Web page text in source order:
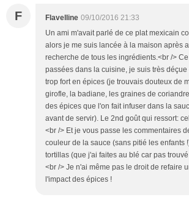
F Flavelline 09/10/2016 21:33
Un ami m'avait parlé de ce plat mexicain
alors je me suis lancée à la maison après
recherche de tous les ingrédients.<br />
passées dans la cuisine, je suis très déçue
trop fort en épices (je trouvais douteux de
girofle, la badiane, les graines de
des épices que l'on fait infuser dans la
avant de servir). Le 2nd goût qui ressort:
<br /> Et je vous passe les commentaires
couleur de la sauce (sans pitié les enfants
tortillas (que j'ai faites au blé car pas
<br /> Je n'ai même pas le droit de refaire
l'impact des épices !